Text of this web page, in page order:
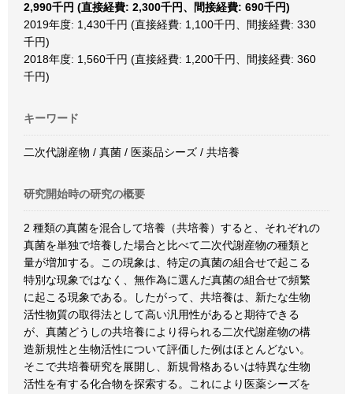
2,990千円 (直接経費: 2,300千円、間接経費: 690千円)
2019年度: 1,430千円 (直接経費: 1,100千円、間接経費: 330
千円)
2018年度: 1,560千円 (直接経費: 1,200千円、間接経費: 360
千円)
キーワード
二次代謝産物 / 真菌 / 医薬品シーズ / 共培養
研究開始時の研究の概要
2 種類の真菌を混合して培養（共培養）すると、それぞれの
真菌を単独で培養した場合と比べて二次代謝産物の種類と
量が増加する。この現象は、特定の真菌の組合せで起こる
特別な現象ではなく、無作為に選んだ真菌の組合せで頻繁
に起こる現象である。したがって、共培養は、新たな生物
活性物質の取得法として高い汎用性があると期待できる
が、真菌どうしの共培養により得られる二次代謝産物の構
造新規性と生物活性について評価した例はほとんどない。
そこで共培養研究を展開し、新規骨格あるいは特異な生物
活性を有する化合物を探索する。これにより医薬シーズを